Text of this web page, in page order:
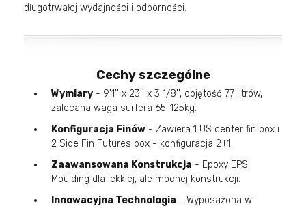
długotrwałej wydajności i odporności.
Cechy szczególne
Wymiary - 9'1'' x 23'' x 3 1/8'', objętość 77 litrów,
zalecana waga surfera 65-125kg.
Konfiguracja Finów - Zawiera 1 US center fin box i
2 Side Fin Futures box - konfiguracja 2+1.
Zaawansowana Konstrukcja - Epoxy EPS
Moulding dla lekkiej, ale mocnej konstrukcji.
Innowacyjna Technologia - Wyposażona w